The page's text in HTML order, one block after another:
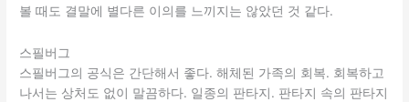
볼 때도 결말에 별다른 이의를 느끼지는 않았던 것 같다.
스필버그
스필버그의 공식은 간단해서 좋다. 해체된 가족의 회복. 회복하고
나서는 상처도 없이 말끔하다. 일종의 판타지. 판타지 속의 판타지